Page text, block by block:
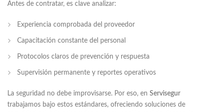
Antes de contratar, es clave analizar:
Experiencia comprobada del proveedor
Capacitación constante del personal
Protocolos claros de prevención y respuesta
Supervisión permanente y reportes operativos
La seguridad no debe improvisarse. Por eso, en Servisegur
trabajamos bajo estos estándares, ofreciendo soluciones de